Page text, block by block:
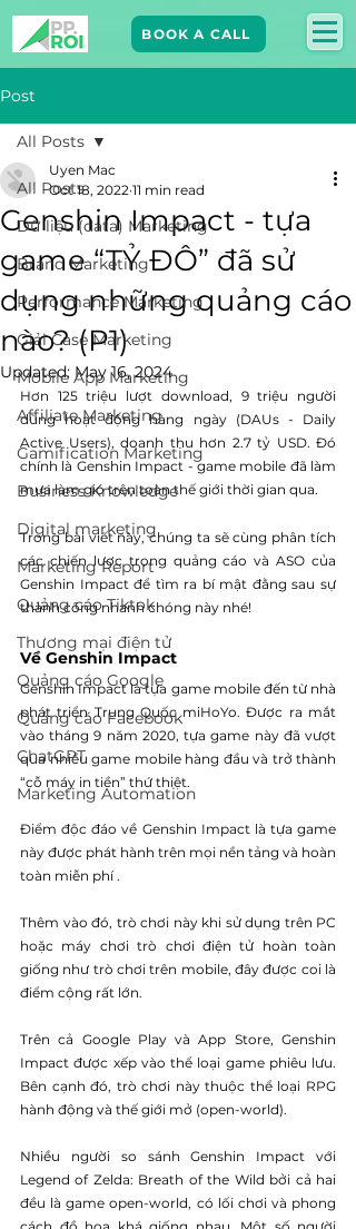
BOOK A CALL
Post
All Posts
Dữ liệu (data) Marketing
Brand Marketing​
Performance Marketing
Giải Case Marketing
Mobile App Marketing
Affiliate Marketing
Gamification Marketing
Business Knowledge
Digital marketing
Marketing Report
Quảng cáo Tiktok
Thương mại điện tử
Quảng cáo Google
Quảng cáo Facebook
ChatGPT
Marketing Automation
All Posts
Genshin Impact - tựa
game “TỶ ĐÔ” đã sử
dụng những quảng cáo
nào? (P1)
Uyen Mac
Oct 18, 2022 11 min read
Updated: May 16, 2024
Hơn 125 triệu lượt download, 9 triệu người
dùng hoạt động hàng ngày (DAUs - Daily
Active Users), doanh thu hơn 2.7 tỷ USD. Đó
chính là Genshin Impact - game mobile đã làm
mưa làm gió trên toàn thế giới thời gian qua.
Trong bài viết này, chúng ta sẽ cùng phân tích
các chiến lược trong quảng cáo và ASO của
Genshin Impact để tìm ra bí mật đằng sau sự
thành công nhanh chóng này nhé!
Về Genshin Impact
Genshin Impact là tựa game mobile đến từ nhà
phát triển Trung Quốc miHoYo. Được ra mắt
vào tháng 9 năm 2020, tựa game này đã vượt
qua nhiều game mobile hàng đầu và trở thành
“cỗ máy in tiền” thứ thiệt.
Điểm độc đáo về Genshin Impact là tựa game
này được phát hành trên mọi nền tảng và hoàn
toàn miễn phí .
Thêm vào đó, trò chơi này khi sử dụng trên PC
hoặc máy chơi trò chơi điện tử hoàn toàn
giống như trò chơi trên mobile, đây được coi là
điểm cộng rất lớn.
Trên cả Google Play và App Store, Genshin
Impact được xếp vào thể loại game phiêu lưu.
Bên cạnh đó, trò chơi này thuộc thể loại RPG
hành động và thế giới mở (open-world).
Nhiều người so sánh Genshin Impact với
Legend of Zelda: Breath of the Wild bởi cả hai
đều là game open-world, có lối chơi và phong